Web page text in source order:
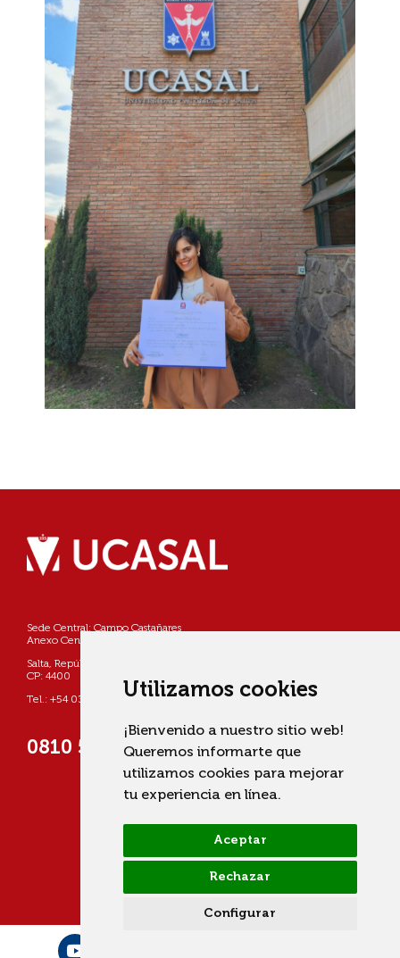
Utilizamos cookies
¡Bienvenido a nuestro sitio web!
Queremos informarte que
utilizamos cookies para mejorar
tu experiencia en línea.
Aceptar
Rechazar
Configurar
Sede Central: Campo Castañares
Anexo Centro: Pellegrini 790
Salta, República Argentina
CP: 4400
Tel.: +54 0387 4268800
0810 555 822725 (UCASAL)